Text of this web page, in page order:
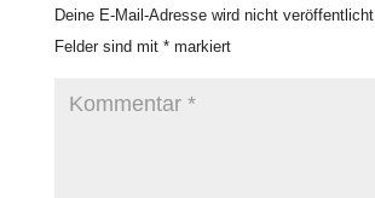
Deine E-Mail-Adresse wird nicht veröffentlicht.
Felder sind mit *markiert